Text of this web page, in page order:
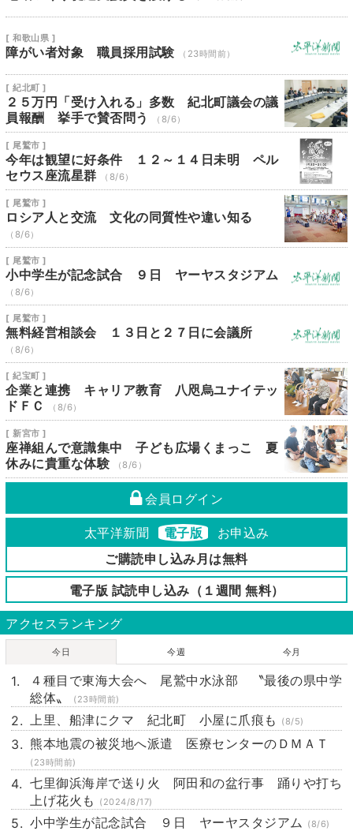
[ 和歌山県 ]
障がい者対象 職員採用試験 （23時間前）
[ 紀北町 ]
２５万円「受け入れる」多数 紀北町議会の議
員報酬 挙手で賛否問う
（8/6）
[ 尾鷲市 ]
今年は観望に好条件 １２～１４日未明 ペル
セウス座流星群
（8/6）
[ 尾鷲市 ]
ロシア人と交流 文化の同質性や違い知る
（8/6）
[ 尾鷲市 ]
小中学生が記念試合 ９日 ヤーヤスタジアム
（8/6）
[ 尾鷲市 ]
無料経営相談会 １３日と２７日に会議所
（8/6）
[ 紀宝町 ]
企業と連携 キャリア教育 八咫烏ユナイテッ
ドＦＣ
（8/6）
[ 新宮市 ]
座禅組んで意識集中 子ども広場くまっこ 夏
休みに貴重な体験
（8/6）
会員ログイン
太平洋新聞 電子版
お申込み
ご購読申し込み月は無料
電子版 試読申し込み（１週間 無料）
アクセスランキング
今日 今週 今月
４種目で東海大会へ 尾鷲中水泳部 〝最後の県中学
総体〟
(23時間前)
上里、船津にクマ 紀北町 小屋に爪痕も (8/5)
熊本地震の被災地へ派遣 医療センターのＤＭＡＴ
(23時間前)
七里御浜海岸で送り火 阿田和の盆行事 踊りや打ち
上げ花火も
(2024/8/17)
小中学生が記念試合 ９日 ヤーヤスタジアム (8/6)